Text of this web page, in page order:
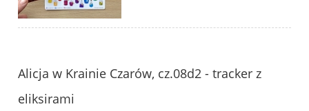
Alicja w Krainie Czarów, cz.08d2 - tracker z
eliksirami